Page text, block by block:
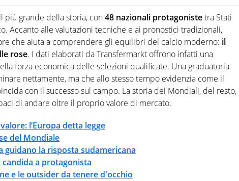
Diego e la tesi di laurea sugli stadi di proprietà in Italia. Il calcio
irrinunciabile tra passione e professione. Per Virgilio Sport
e scandaglia l'universo mondo dello sport per antonomasia
più grande della storia, con48 nazionali protagonistetra Stati
Accanto alle valutazioni tecniche e ai pronostici tradizionali,
che aiuta a comprendere gli equilibri del calcio moderno: il
rose. I dati elaborati da Transfermarkt offrono infatti una
forza economica delle selezioni qualificate. Una graduatoria
nettamente, ma che allo stesso tempo evidenzia come il
con il successo sul campo. La storia dei Mondiali, del resto,
di andare oltre il proprio valore di mercato.
l’Europa detta legge
del Mondiale
guidano la risposta sudamericana
candida a protagonista
e le outsider da tenere d'occhio